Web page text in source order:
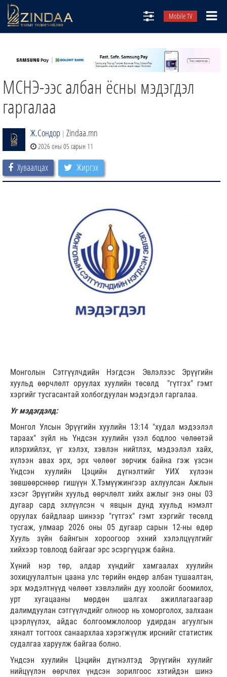
Mobile TV
ТВ8
ӨГЛӨӨНИЙ СОНИН
ЗИНДАА СЭТГҮҮЛ
МСНЭ-ээс албан ёсны мэдэгдэл
гаргалаа
Ж.Сондор | Zindaa.mn
2026 оны 05 сарын 11
Хуваалцах Жиргэх
Монголын Сэтгүүлчдийн Нэгдсэн Эвлэлээс Эрүүгийн
хуульд өөрчлөлт оруулах хуулийн төсөлд "гүтгэх" гэмт
хэргийг тусгасантай холбогдуулан мэдэгдэл гаргалаа.
Уг мэдэгдэлд:
Монгол Улсын Эрүүгийн хуулийн 13:14 "худал мэдээлэл
тараах" зүйл нь Үндсэн хуулийн үзэл бодлоо чөлөөтэй
илэрхийлэх, үг хэлэх, хэвлэн нийтлэх, мэдээлэл хайх,
хүлээн авах эрх, эрх чөлөөг зөрчиж байна гэж үзсэн
Үндсэн хуулийн Цэцийн дүгнэлтийг УИХ хүлээн
зөвшөөрснөөр гишүүн Х.Тэмүүжингээр ахлуулсан Ажлын
хэсэг Эрүүгийн хуульд өөрчлөлт хийх ажлыг энэ оны 03
дугаар сард эхлүүлсэн ч явцын дунд хуульд нэмэлт
оруулах байдлаар шинээр "гүтгэх" гэмт хэргийг төсөлд
тусгаж, улмаар 2026 оны 05 дугаар сарын 12-ны өдөр
Хууль зүйн байнгын хороогоор эхний хэлэлцүүлгийг
хийхээр товлоод байгааг эрс эсэргүүцэж байна.
Хүний нэр төр, алдар хүндийг хамгаалах хуулийн
зохицуулалтын цаана улс төрийн өндөр албан тушаалтан,
эрх мэдэлтнүүд чөлөөт хэвлэлийн дуу хоолойг боомилох,
урт хугацааны мөрдөн шалгах ажиллагаагаар
далимдуулан сэтгүүлчдийг олноор нь хоморголох, залхаан
цээрлүүлэх, айдас болгоомжлолоор удирдан агуулгын
хяналт тогтоох санаархлаа хэрэгжүүлж ирснийг статистик
судалгаа харуулж байгаа болно.
Үндсэн хуулийн Цэцийн дүгнэлтэд Эрүүгийн хуулийг
нийцүүлэн өөрчлөх үндсэн зорилгоос хэтийдэн шинэ